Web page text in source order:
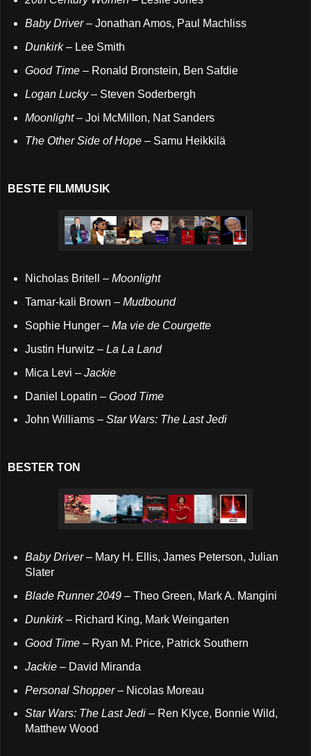
Baby Driver– Jonathan Amos, Paul Machliss
Dunkirk– Lee Smith
Good Time – Ronald Bronstein, Ben Safdie
Logan Lucky– Steven Soderbergh
Moonlight– Joi McMillon, Nat Sanders
The Other Side of Hope– Samu Heikkilä
BESTE FILMMUSIK
Nicholas Britell – Moonlight
Tamar-kali Brown – Mudbound
Sophie Hunger – Ma vie de Courgette
Justin Hurwitz – La La Land
Mica Levi – Jackie
Daniel Lopatin – Good Time
John Williams – Star Wars: The Last Jedi
BESTER TON
Baby Driver– Mary H. Ellis, James Peterson, Julian
Slater
Blade Runner 2049 – Theo Green, Mark A. Mangini
Dunkirk– Richard King, Mark Weingarten
Good Time – Ryan M. Price, Patrick Southern
Jackie – David Miranda
Personal Shopper– Nicolas Moreau
Star Wars: The Last Jedi – Ren Klyce, Bonnie Wild,
Matthew Wood